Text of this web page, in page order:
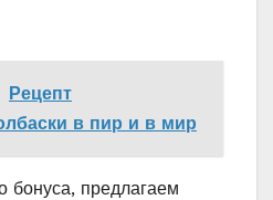
Рецепт
в пир и в мир
бонуса, предлагаем